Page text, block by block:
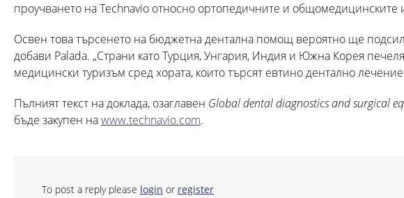
проучването на Technavio относно ортопедичните и общомедицинските
Освен това търсенето на бюджетна дентална помощ вероятно ще
добави Palada. „Страни като Турция, Унгария, Индия и Южна Корея
медицински туризъм сред хората, които търсят евтино дентално
Пълният текст на доклада, озаглавен Global dental diagnostics and surgical
бъде закупен наwww.technavio.com.
To post a reply please login or register